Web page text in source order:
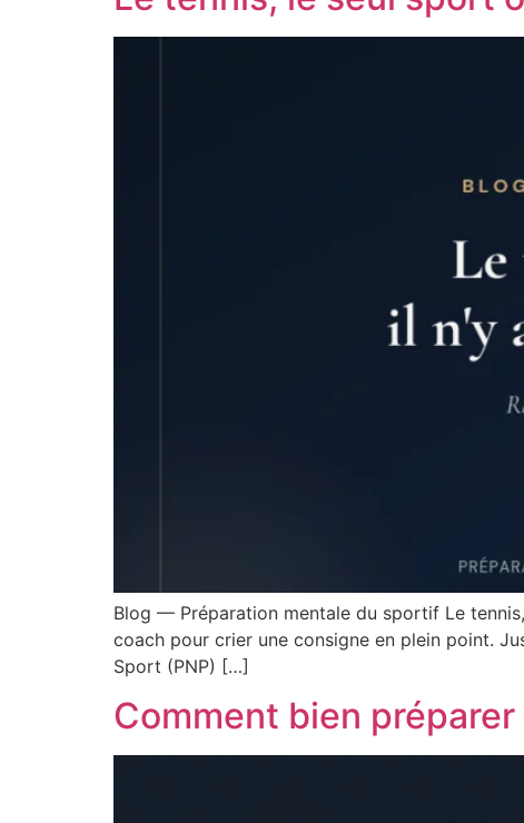
Blog — Préparation mentale du sportif Le
coach pour crier une consigne en plein point.
Sport (PNP) […]
Comment bien